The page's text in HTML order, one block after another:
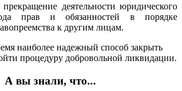
деятельности юридического
прав и обязанностей в порядке
к другим лицам.
наиболее надежный способ закрыть
процедуру добровольной ликвидации.
А вы знали, что...